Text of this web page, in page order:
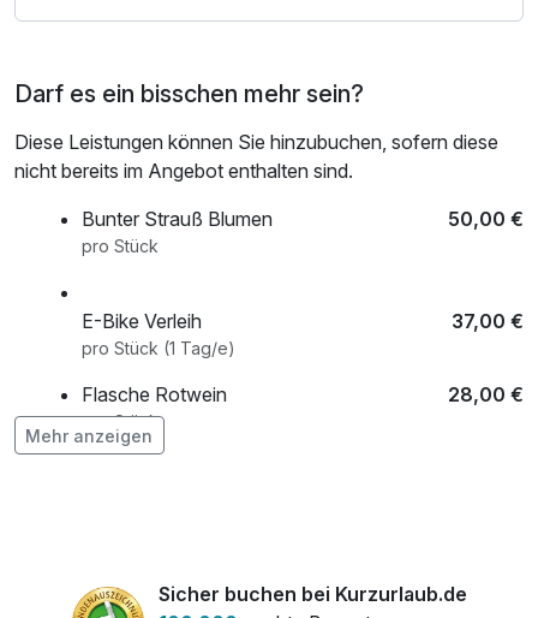
nahegelegene Tirol? Zum Beispiel in unseren Nachbarort
befindet sich direkt hinter dem Ortsausgang von Reit im
Winkl.
Ob Wandern, Radfahren oder Mountainbiken, unsere
Viele der schönsten Wanderwege und Radwanderwege
Chiemgaus können Sie von Reit im Winkl aus entdecken.
Also zögern Sie nicht und besuchen Sie uns! Die
Chiemgauer Gipfel warten auf Sie!
*im Rahmen der Gästekarte. Angebot abhängig von
Darf es ein bisschen mehr sein?
Diese Leistungen können Sie hinzubuchen, sofern diese
nicht bereits im Angebot enthalten sind.
Bunter Strauß Blumen
50,00 €
pro Stück
E-Bike Verleih 37,00 €
pro Stück (1 Tag/e)
Flasche Rotwein 28,00 €
pro Stück
Mehr anzeigen
Sicher buchen bei Kurzurlaub.de